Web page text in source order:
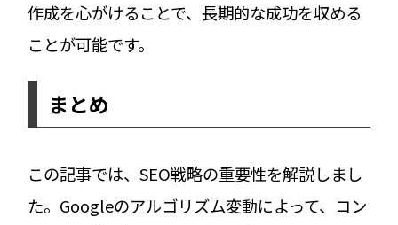
作成を心がけることで、長期的な成功を収める
ことが可能です。
まとめ
この記事では、SEO戦略の重要性を解説しまし
た。Googleのアルゴリズム変動によって、コン